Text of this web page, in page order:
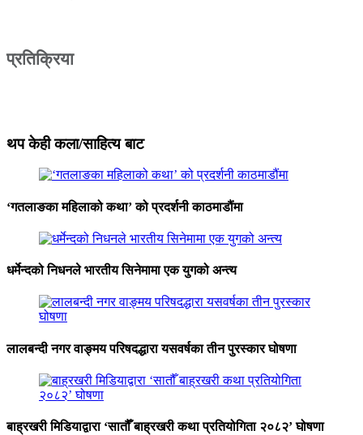
प्रतिक्रिया
थप केही कला/साहित्य बाट
‘गतलाङका महिलाको कथा’ को प्रदर्शनी काठमाडौंमा
धर्मेन्दको निधनले भारतीय सिनेमामा एक युगको अन्त्य
लालबन्दी नगर वाङ्मय परिषदद्धारा यसवर्षका तीन पुरस्कार घोषणा
बाह्रखरी मिडियाद्वारा ‘सातौँ बाह्रखरी कथा प्रतियोगिता २०८२’ घोषणा